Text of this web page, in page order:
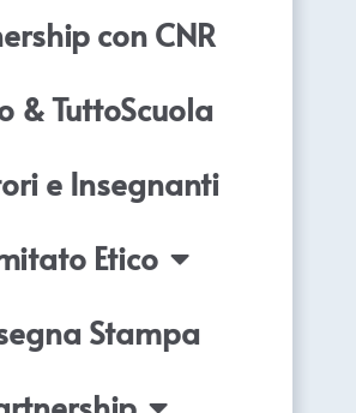
con CNR
& TuttoScuola
e Insegnanti
Etico
Stampa